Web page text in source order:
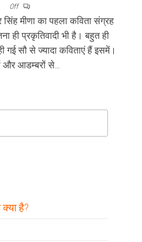
Off
मीणा का पहला कविता संग्रह
ही प्रकृतिवादी भी है। बहुत ही
सौ से ज्यादा कविताएं हैं इसमें।
और आडम्बरों से…
है?